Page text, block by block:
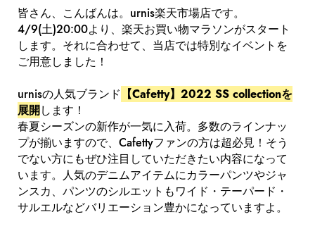
皆さん、こんばんは。urnis楽天市場店です。
4/9(土)20:00より、楽天お買い物マラソンがスタート
します。それに合わせて、当店では特別なイベントを
ご用意しました！
urnisの人気ブランド 【Cafetty】2022 SS collectionを
展開します！
春夏シーズンの新作が一気に入荷。多数のラインナッ
プが揃いますので、Cafettyファンの方は超必見！そう
でない方にもぜひ注目していただきたい内容になって
います。人気のデニムアイテムにカラーパンツやジャ
ンスカ、パンツのシルエットもワイド・テーパード・
サルエルなどバリエーション豊かになっていますよ。